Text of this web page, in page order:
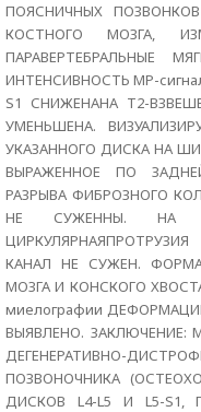
ПОЯСНИЧНЫХ
КОСТНОГО МОЗГА,
ПАРАВЕРТЕБРАЛЬНЫЕ
ИНТЕНСИВНОСТЬ МР-
S1 СНИЖЕНАНА Т2-
УМЕНЬШЕНА.
УКАЗАННОГО ДИСКА НА
ВЫРАЖЕННОЕ ПО
РАЗРЫВА ФИБРОЗНОГО
НЕ СУЖЕННЫ. НА
КАНАЛ НЕ СУЖЕН.
МОЗГА И КОНСКОГО
миелографии
ВЫЯВЛЕНО. ЗАКЛЮЧЕНИЕ:
ДЕГЕНЕРАТИВНО-
ПОЗВОНОЧНИКА
ДИСКОВ L4-L5 И L5-